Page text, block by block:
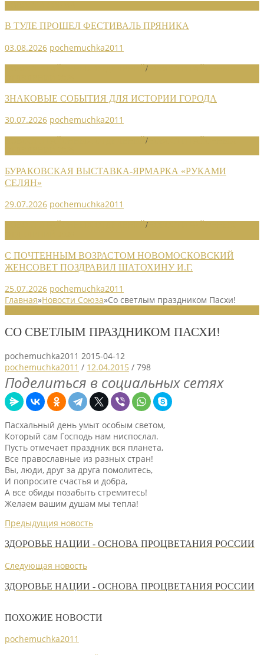
В ТУЛЕ ПРОШЕЛ ФЕСТИВАЛЬ ПРЯНИКА
03.08.2026 pochemuchka2011
/
ЗНАКОВЫЕ СОБЫТИЯ ДЛЯ ИСТОРИИ ГОРОДА
30.07.2026 pochemuchka2011
/
БУРАКОВСКАЯ ВЫСТАВКА-ЯРМАРКА «РУКАМИ
СЕЛЯН»
29.07.2026 pochemuchka2011
/
С ПОЧТЕННЫМ ВОЗРАСТОМ НОВОМОСКОВСКИЙ
ЖЕНСОВЕТ ПОЗДРАВИЛ ШАТОХИНУ И.Г.
25.07.2026 pochemuchka2011
Главная»Новости Союза»Со светлым праздником Пасхи!
СО СВЕТЛЫМ ПРАЗДНИКОМ ПАСХИ!
pochemuchka2011 2015-04-12
pochemuchka2011 / 12.04.2015 / 798
Поделиться в социальных сетях
Пасхальный день умыт особым светом,
Который сам Господь нам ниспослал.
Пусть отмечает праздник вся планета,
Все православные из разных стран!
Вы, люди, друг за друга помолитесь,
И попросите счастья и добра,
А все обиды позабыть стремитесь!
Желаем вашим душам мы тепла!
Предыдущия новость
ЗДОРОВЬЕ НАЦИИ - ОСНОВА ПРОЦВЕТАНИЯ РОССИИ
Следующая новость
ЗДОРОВЬЕ НАЦИИ - ОСНОВА ПРОЦВЕТАНИЯ РОССИИ
ПОХОЖИЕ НОВОСТИ
pochemuchka2011